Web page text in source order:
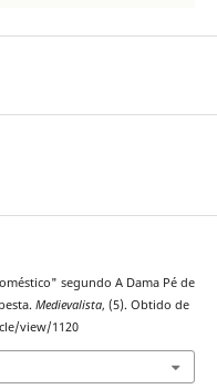
segundo A Dama Pé de
Medievalista, (5). Obtido de
view/1120